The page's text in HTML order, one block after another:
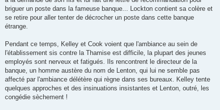
briguer un poste dans la fameuse banque... Lockton contient sa colère et
se retire pour aller tenter de décrocher un poste dans cette banque
étrange.
Pendant ce temps, Kelley et Cook voient que l'ambiance au sein de
l'établissement sis contre la Thamise est difficile, la plupart des jeunes
employés sont nerveux et fatigués. Ils rencontrent le directeur de la
banque, un homme austère du nom de Lenton, qui lui ne semble pas
affecté par l'ambiance délétère qui règne dans ses bureaux. Kelley tente
quelques approches et des insinuations insistantes et Lenton, outré, les
congédie sèchement !